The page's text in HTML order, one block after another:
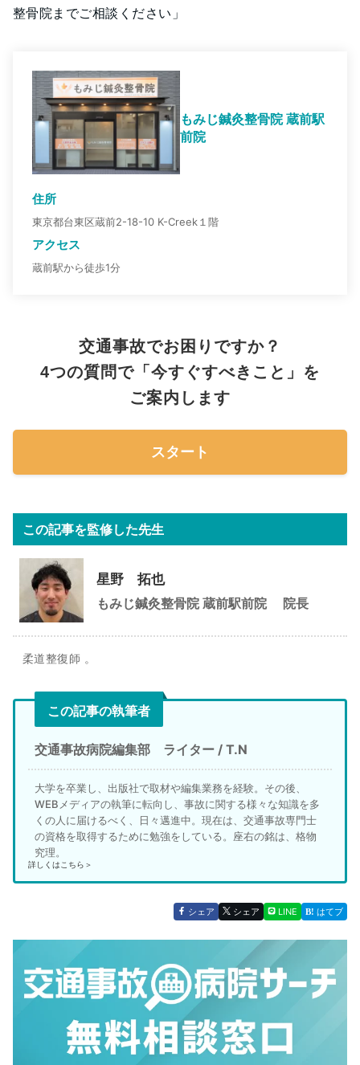
整骨院までご相談ください」
もみじ鍼灸整骨院 蔵前駅
前院
住所
東京都台東区蔵前2-18-10 K-Creek１階
アクセス
蔵前駅から徒歩1分
交通事故でお困りですか？
4つの質問で「今すぐすべきこと」を
ご案内します
スタート
この記事を監修した先生
星野 拓也
もみじ鍼灸整骨院 蔵前駅前院
院長
柔道整復師 。
この記事の執筆者
交通事故病院編集部 ライター / T.N
大学を卒業し、出版社で取材や編集業務を経験。その後、
WEBメディアの執筆に転向し、事故に関する様々な知識を多
くの人に届けるべく、日々邁進中。現在は、交通事故専門士
の資格を取得するために勉強をしている。座右の銘は、格物
究理。
詳しくはこちら＞
シェア シェア LINE はてブ